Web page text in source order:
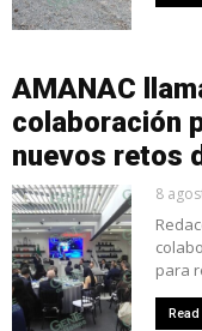
AMANAC
colaboración
nuevos retos
8
para